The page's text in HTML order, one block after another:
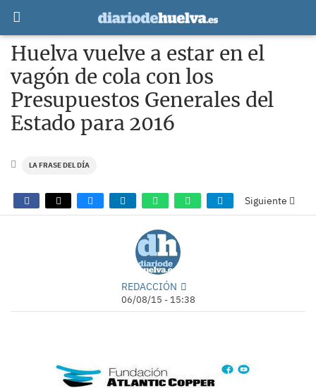
Huelva vuelve a estar en el
vagón de cola con los
Presupuestos Generales del
Estado para 2016
LA FRASE DEL DÍA
Siguiente
REDACCIÓN
06/08/15 - 15:38